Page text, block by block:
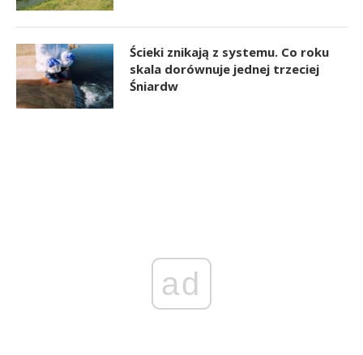
Ścieki znikają z systemu. Co roku
skala dorównuje jednej trzeciej
Śniardw
ad